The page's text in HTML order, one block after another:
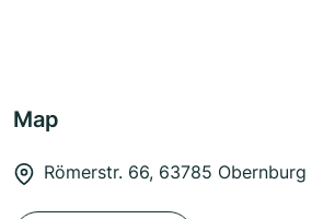
Map
Römerstr. 66, 63785 Obernburg